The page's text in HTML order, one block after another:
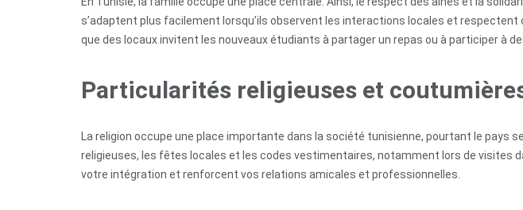
Étudier
s’adaptent plus facilement lorsqu’ils observent les interactions locales et respectent
que des locaux invitent les nouveaux étudiants à partager un repas ou à participer à
Particularités religieuses et
La religion occupe une place importante dans la société tunisienne, pourtant le
religieuses, les fêtes locales et les codes vestimentaires, notamment lors de visites
votre intégration et renforcent vos relations amicales et professionnelles.